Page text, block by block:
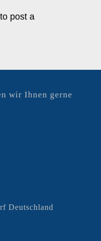
to post a
wir Ihnen gerne
Deutschland